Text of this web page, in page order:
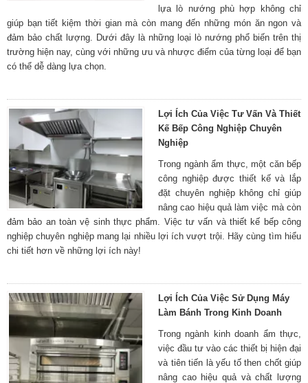
lựa lò nướng phù hợp không chỉ
giúp bạn tiết kiệm thời gian mà còn mang đến những món ăn ngon và
đảm bảo chất lượng. Dưới đây là những loại lò nướng phổ biến trên thị
trường hiện nay, cùng với những ưu và nhược điểm của từng loại để bạn
có thể dễ dàng lựa chọn.
Lợi Ích Của Việc Tư Vấn Và Thiết
Kế Bếp Công Nghiệp Chuyên
Nghiệp
Trong ngành ẩm thực, một căn bếp
công nghiệp được thiết kế và lắp
đặt chuyên nghiệp không chỉ giúp
nâng cao hiệu quả làm việc mà còn
đảm bảo an toàn vệ sinh thực phẩm. Việc tư vấn và thiết kế bếp công
nghiệp chuyên nghiệp mang lại nhiều lợi ích vượt trội. Hãy cùng tìm hiểu
chi tiết hơn về những lợi ích này!
Lợi Ích Của Việc Sử Dụng Máy
Làm Bánh Trong Kinh Doanh
Trong ngành kinh doanh ẩm thực,
việc đầu tư vào các thiết bị hiện đại
và tiên tiến là yếu tố then chốt giúp
nâng cao hiệu quả và chất lượng